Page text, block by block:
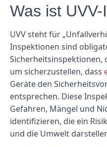
Was ist
UVV steht für
Inspektionen sind
um sicherzustellen, dass
Geräte den
entsprechen. Diese
Gefahren, Mängel und
identifizieren, die ein
und die Umwelt